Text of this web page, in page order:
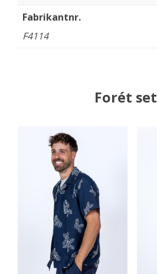
Fabrikantnr.
F4114
Forét set